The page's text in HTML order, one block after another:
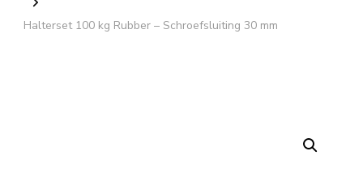
Halterset 100 kg Rubber – Schroefsluiting 30 mm